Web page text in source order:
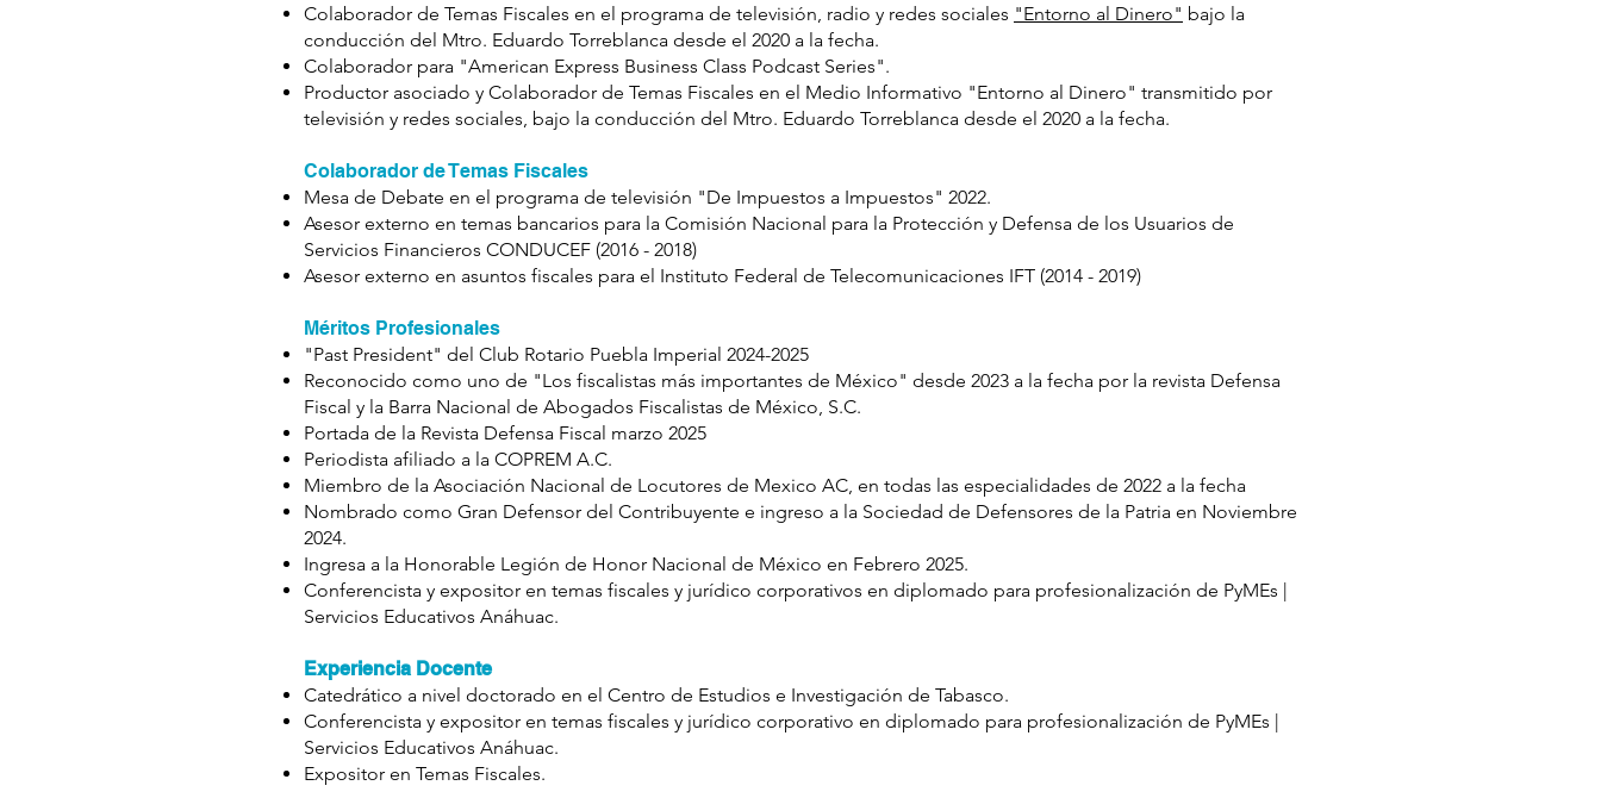
Colaborador de Temas Fiscales en el programa de televisión, radio y redes sociales "Entorno al Dinero" bajo la
conducción del Mtro. Eduardo Torreblanca desde el 2020 a la fecha.
Colaborador para "American Express Business Class Podcast Series".
Productor asociado y Colaborador de Temas Fiscales en el Medio Informativo "Entorno al Dinero" transmitido por
televisión y redes sociales, bajo la conducción del Mtro. Eduardo Torreblanca desde el 2020 a la fecha.
Colaborador de Temas Fiscales
Mesa de Debate en el programa de televisión "De Impuestos a Impuestos" 2022.
Asesor externo en temas bancarios para la Comisión Nacional para la Protección y Defensa de los Usuarios de
Servicios Financieros CONDUCEF (2016 - 2018)
Asesor externo en asuntos fiscales para el Instituto Federal de Telecomunicaciones IFT (2014 - 2019)
Méritos Profesionales
"Past President" del Club Rotario Puebla Imperial 2024-2025
Reconocido como uno de "Los fiscalistas más importantes de México" desde 2023 a la fecha por la revista Defensa
Fiscal y la Barra Nacional de Abogados Fiscalistas de México, S.C.
Portada de la Revista Defensa Fiscal marzo 2025
Periodista afiliado a la COPREM A.C.
Miembro de la Asociación Nacional de Locutores de Mexico AC, en todas las especialidades de 2022 a la fecha
Nombrado como Gran Defensor del Contribuyente e ingreso a la Sociedad de Defensores de la Patria en Noviembre
2024.
Ingresa a la Honorable Legión de Honor Nacional de México en Febrero 2025.
Conferencista y expositor en temas fiscales y jurídico corporativos en diplomado para profesionalización de PyMEs |
Servicios Educativos Anáhuac.
Experiencia Docente
Catedrático a nivel doctorado en el Centro de Estudios e Investigación de Tabasco.
Conferencista y expositor en temas fiscales y jurídico corporativo en diplomado para profesionalización de PyMEs |
Servicios Educativos Anáhuac.
Expositor en Temas Fiscales.